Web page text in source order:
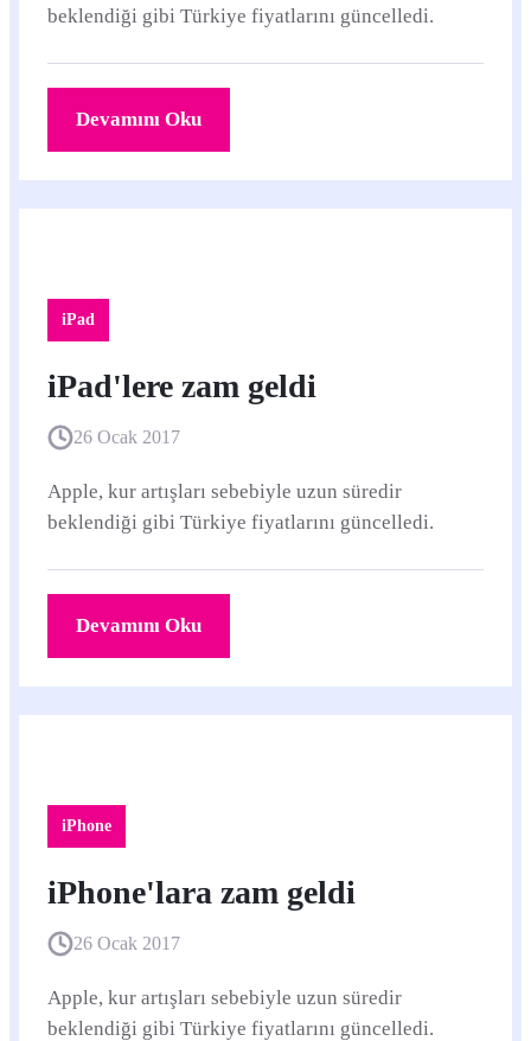
beklendiği gibi Türkiye fiyatlarını güncelledi.
Devamını Oku
iPad
iPad'lere zam geldi
26 Ocak 2017
Apple, kur artışları sebebiyle uzun süredir
beklendiği gibi Türkiye fiyatlarını güncelledi.
Devamını Oku
iPhone
iPhone'lara zam geldi
26 Ocak 2017
Apple, kur artışları sebebiyle uzun süredir
beklendiği gibi Türkiye fiyatlarını güncelledi.